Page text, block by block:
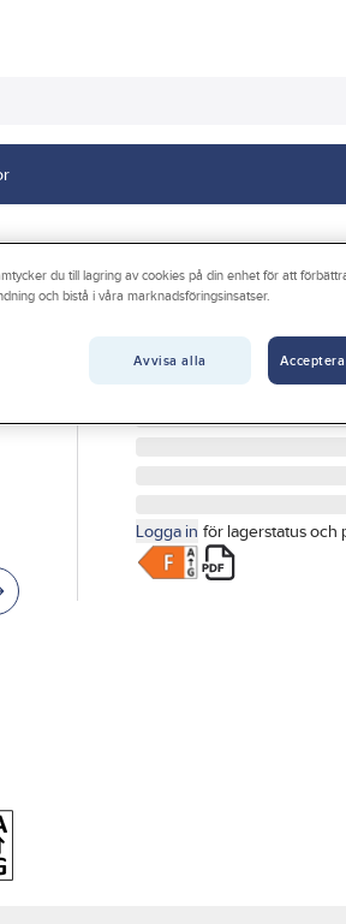
LED-lysrör, T8
LEDLYSRÖR T8 EM 18
Logga in för lagerstatus och
du till lagring av cookies på din enhet för att
och bistå i våra marknadsföringsinsatser.
Avvisa alla